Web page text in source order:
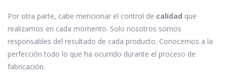
Por otra parte, cabe mencionar el control de calidad que
realizamos en cada momento. Solo nosotros somos
responsables del resultado de cada producto. Conocemos a la
perfección todo lo que ha ocurrido durante el proceso de
fabricación.